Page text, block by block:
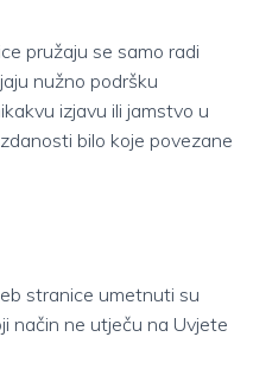
pružaju se samo radi
nužno podršku
izjavu ili jamstvo u
bilo koje povezane
stranice umetnuti su
način ne utječu na Uvjete